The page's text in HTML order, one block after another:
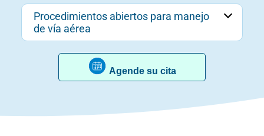
Procedimientos abiertos para manejo
de vía aérea
Agende su cita